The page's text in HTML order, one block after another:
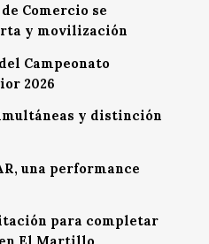
Comercio se
y movilización
Campeonato
2026
y distinción
una performance
para completar